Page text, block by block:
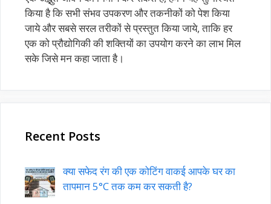
किया है कि सभी संभव उपकरण और तकनीकों को पेश किया
जाये और सबसे सरल तरीकों से प्रस्तुत किया जाये, ताकि हर
एक को प्रौद्योगिकी की शक्तियों का उपयोग करने का लाभ मिल
सके जिसे मन कहा जाता है।
Recent Posts
क्या सफेद रंग की एक कोटिंग वाकई आपके घर का
तापमान 5°C तक कम कर सकती है?